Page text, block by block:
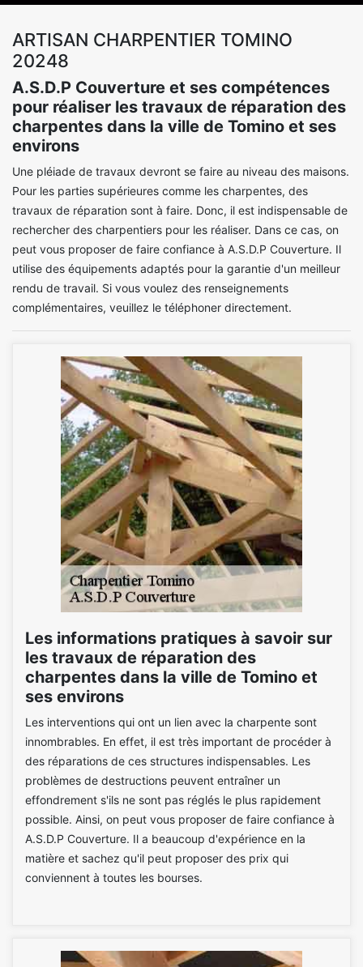
ARTISAN CHARPENTIER TOMINO
20248
A.S.D.P Couverture et ses compétences
pour réaliser les travaux de réparation des
charpentes dans la ville de Tomino et ses
environs
Une pléiade de travaux devront se faire au niveau des maisons.
Pour les parties supérieures comme les charpentes, des
travaux de réparation sont à faire. Donc, il est indispensable de
rechercher des charpentiers pour les réaliser. Dans ce cas, on
peut vous proposer de faire confiance à A.S.D.P Couverture. Il
utilise des équipements adaptés pour la garantie d'un meilleur
rendu de travail. Si vous voulez des renseignements
complémentaires, veuillez le téléphoner directement.
Les informations pratiques à savoir sur
les travaux de réparation des
charpentes dans la ville de Tomino et
ses environs
Les interventions qui ont un lien avec la charpente sont
innombrables. En effet, il est très important de procéder à
des réparations de ces structures indispensables. Les
problèmes de destructions peuvent entraîner un
effondrement s'ils ne sont pas réglés le plus rapidement
possible. Ainsi, on peut vous proposer de faire confiance à
A.S.D.P Couverture. Il a beaucoup d'expérience en la
matière et sachez qu'il peut proposer des prix qui
conviennent à toutes les bourses.